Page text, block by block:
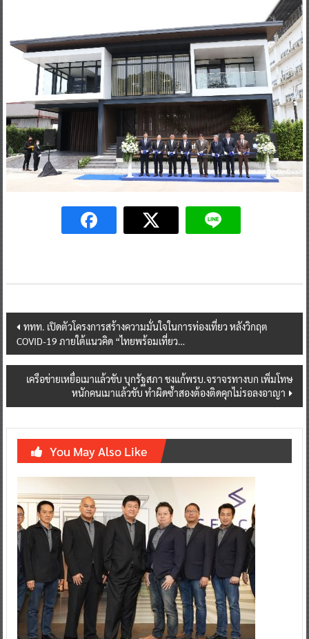
Post
navigation
ททท. เปิดตัวโครงการสร้างความมั่นใจในการท่องเที่ยว หลังวิกฤต
COVID-19 ภายใต้แนวคิด “ไทยพร้อมเที่ยว…
เครือข่ายเหยื่อเมาแล้วขับ บุกรัฐสภา ชงแก้พรบ.จราจรทางบก เพิ่มโทษ
หนักคนเมาแล้วขับ ทำผิดซ้ำสองต้องติดคุกไม่รอลงอาญา
You May Also Like